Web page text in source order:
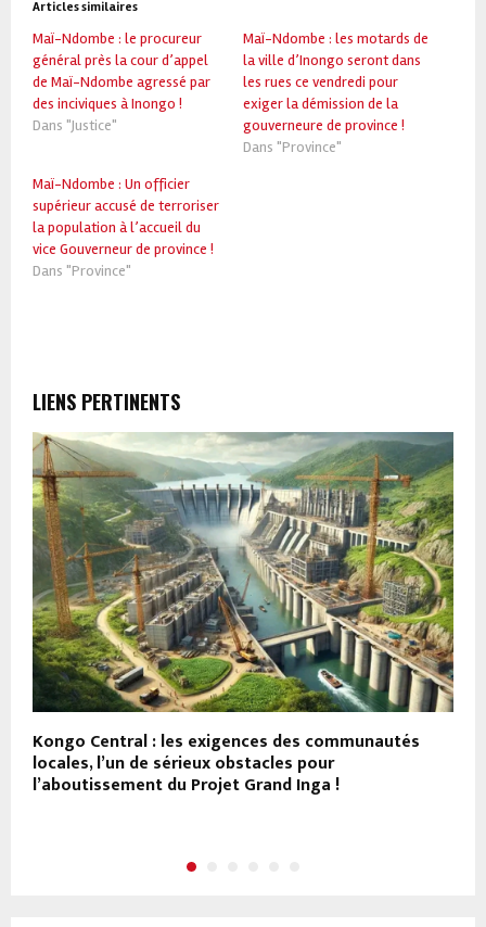
Articles similaires
Maï-Ndombe : le procureur
général près la cour d’appel
de Maï-Ndombe agressé par
des inciviques à Inongo !
Dans "Justice"
Maï-Ndombe : les motards de
la ville d’Inongo seront dans
les rues ce vendredi pour
exiger la démission de la
gouverneure de province !
Dans "Province"
Maï-Ndombe : Un officier
supérieur accusé de terroriser
la population à l’accueil du
vice Gouverneur de province !
Dans "Province"
LIENS PERTINENTS
Kongo Central : les exigences des communautés
locales, l’un de sérieux obstacles pour
l’aboutissement du Projet Grand Inga !